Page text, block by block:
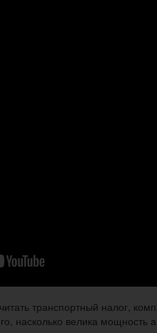
транспортный налог,
насколько велика мощность